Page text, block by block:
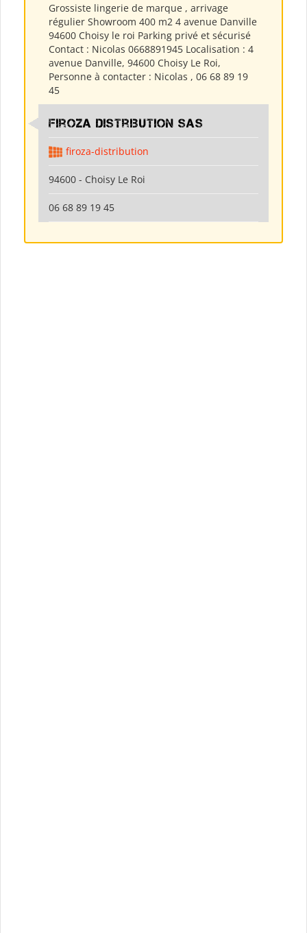
Grossiste lingerie de marque , arrivage
régulier Showroom 400 m2 4 avenue Danville
94600 Choisy le roi Parking privé et sécurisé
Contact : Nicolas 0668891945 Localisation : 4
avenue Danville, 94600 Choisy Le Roi,
Personne à contacter : Nicolas , 06 68 89 19
45
Firoza Distribution SAS
firoza-distribution
94600 - Choisy Le Roi
06 68 89 19 45